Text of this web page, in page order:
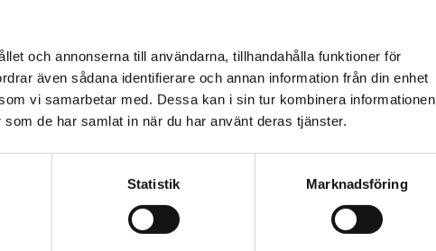
och annonserna till användarna, tillhandahålla funktioner för
även sådana identifierare och annan information från din enhet
vi samarbetar med. Dessa kan i sin tur kombinera informationen
de har samlat in när du har använt deras tjänster.
Statistik Marknadsföring
besöker studentlitteratur.se via en
Vi erbjuder inte leveranser utanför
slutföra ett köp måste
i Sverige.Läs mer
studenter inom såväl musik­lärarutbildningen som musiker- och
Patrik har en bred erfarenhet av att dirigera såväl
som icke-professionella symfoniorkestrar.Orkesterdirigering
Kundservice
Kontakta kundservice
Allmänna länkar